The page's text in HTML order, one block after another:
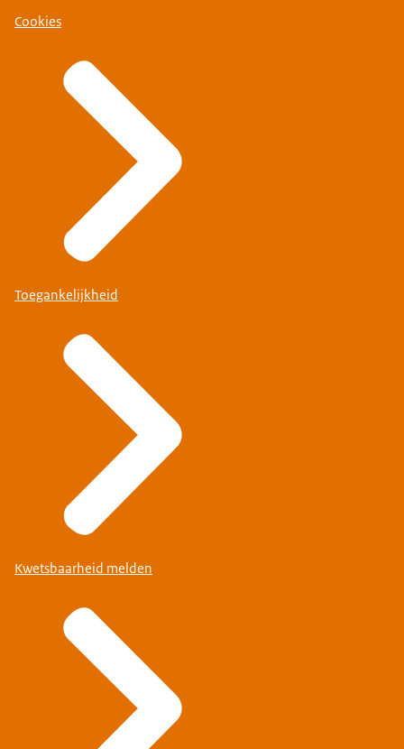
Cookies
Toegankelijkheid
Kwetsbaarheid melden